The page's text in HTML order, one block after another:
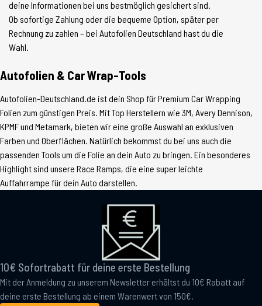
deine Informationen bei uns bestmöglich gesichert sind.
Ob sofortige Zahlung oder die bequeme Option, später per
Rechnung zu zahlen – bei Autofolien Deutschland hast du die
Wahl.
Autofolien & Car Wrap-Tools
Autofolien-Deutschland.de ist dein Shop für Premium Car Wrapping
Folien zum günstigen Preis. Mit Top Herstellern wie 3M, Avery Dennison,
KPMF und Metamark, bieten wir eine große Auswahl an exklusiven
Farben und Oberflächen. Natürlich bekommst du bei uns auch die
passenden Tools um die Folie an dein Auto zu bringen. Ein besonderes
Highlight sind unsere Race Ramps, die eine super leichte
Auffahrrampe für dein Auto darstellen.
10€ Sofortrabatt für deine erste Bestellung
Mit der Anmeldung zu unserem Newsletter erhältst du 10€ Rabatt auf
deine erste Bestellung ab einem Warenwert von 150€.